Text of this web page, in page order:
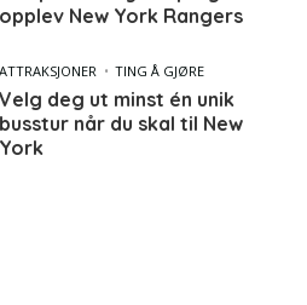
opplev New York Rangers
ATTRAKSJONER TING Å GJØRE
Velg deg ut minst én unik
busstur når du skal til New
York